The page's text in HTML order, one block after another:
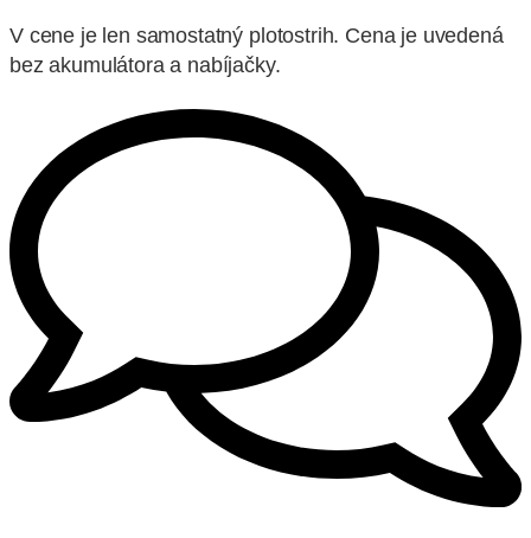
V cene je len samostatný plotostrih. Cena je uvedená
bez akumulátora a nabíjačky.